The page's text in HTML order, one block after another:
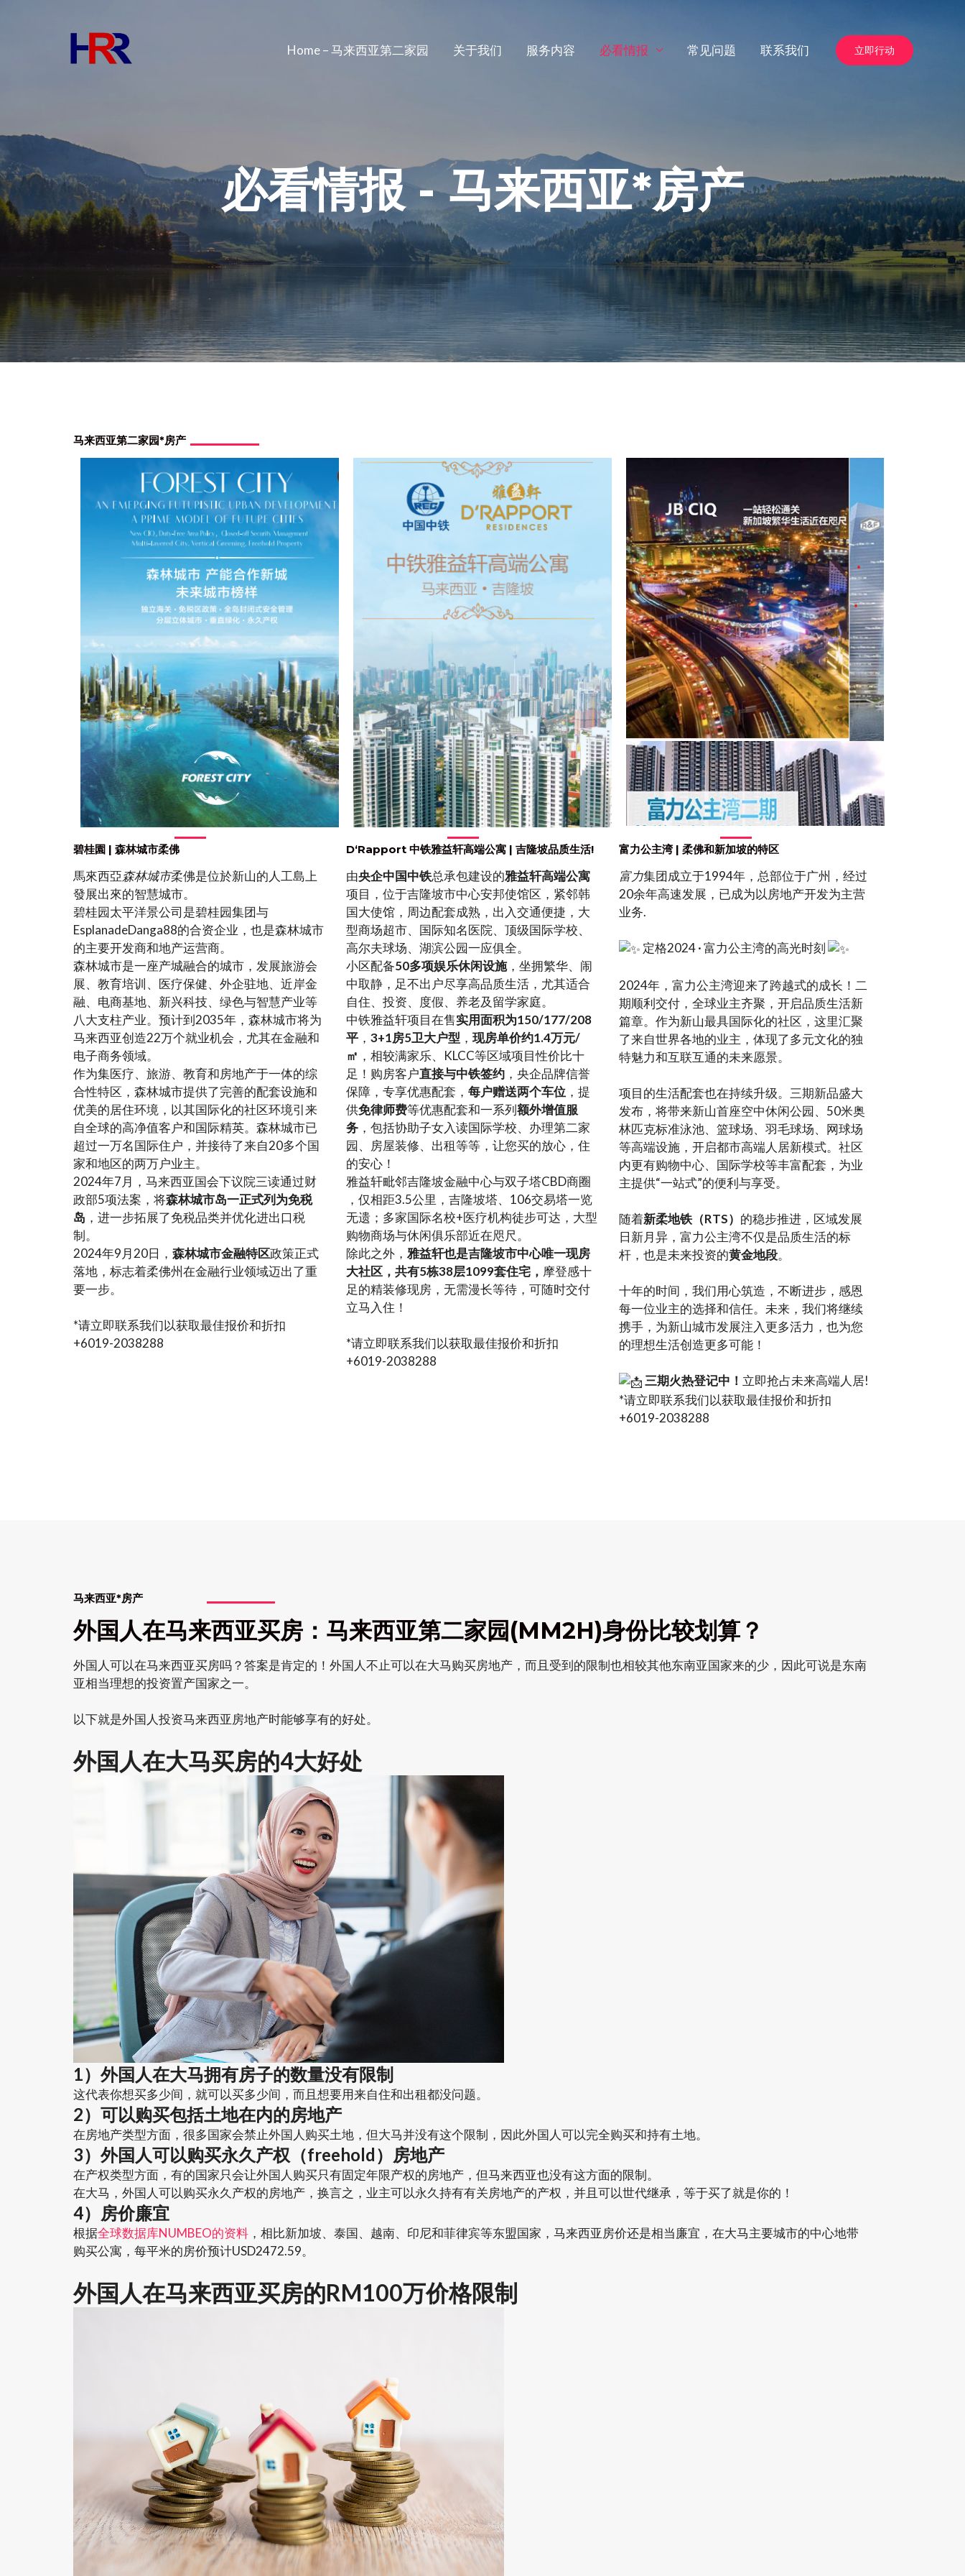
Home – 马来西亚第二家园 关于我们 服务内容 必看情报 常见问题 联系我们 立即行动
必看情报 - 马来西亚*房产
马来西亚第二家园*房产
碧桂園 | 森林城市柔佛
馬來西亞森林城市柔佛是位於新山的人工島上
發展出來的智慧城市。
碧桂园太平洋景公司是碧桂园集团与
EsplanadeDanga88的合资企业，也是森林城市
的主要开发商和地产运营商。
森林城市是一座产城融合的城市，发展旅游会
展、教育培训、医疗保健、外企驻地、近岸金
融、电商基地、新兴科技、绿色与智慧产业等
八大支柱产业。预计到2035年，森林城市将为
马来西亚创造22万个就业机会，尤其在金融和
电子商务领域。
作为集医疗、旅游、教育和房地产于一体的综
合性特区，森林城市提供了完善的配套设施和
优美的居住环境，以其国际化的社区环境引来
自全球的高净值客户和国际精英。森林城市已
超过一万名国际住户，并接待了来自20多个国
家和地区的两万户业主。
2024年7月，马来西亚国会下议院三读通过财
政部5项法案，将森林城市岛一正式列为免税
岛 ，进一步拓展了免税品类并优化进出口税
制。
2024年9月20日， 森林城市金融特区政策正式
落地，标志着柔佛州在金融行业领域迈出了重
要一步。
*请立即联系我们以获取最佳报价和折扣
+6019-2038288
D‘Rapport 中铁雅益轩高端公寓 | 吉隆坡品质生活!
由央企中国中铁总承包建设的雅益轩高端公寓
项目，位于吉隆坡市中心安邦使馆区，紧邻韩
国大使馆，周边配套成熟，出入交通便捷，大
型商场超市、国际知名医院、顶级国际学校、
高尔夫球场、湖滨公园一应俱全。
小区配备50多项娱乐休闲设施，坐拥繁华、闹
中取静，足不出户尽享高品质生活，尤其适合
自住、投资、度假、养老及留学家庭。
中铁雅益轩项目在售实用面积为150/177/208
平， 3+1房5卫大户型 ， 现房单价约1.4万元/
㎡ ，相较满家乐、KLCC等区域项目性价比十
足！购房客户直接与中铁签约，央企品牌信誉
保障，专享优惠配套， 每户赠送两个车位，提
供免律师费等优惠配套和一系列额外增值服
务，包括协助子女入读国际学校、办理第二家
园、房屋装修、出租等等，让您买的放心，住
的安心！
雅益轩毗邻吉隆坡金融中心与双子塔CBD商圈
，仅相距3.5公里，吉隆坡塔、106交易塔一览
无遗；多家国际名校+医疗机构徒步可达，大型
购物商场与休闲俱乐部近在咫尺。
除此之外， 雅益轩也是吉隆坡市中心唯一现房
大社区，共有5栋38层1099套住宅， 摩登感十
足的精装修现房，无需漫长等待，可随时交付
立马入住！
*请立即联系我们以获取最佳报价和折扣
+6019-2038288
富力公主湾 | 柔佛和新加坡的特区
富力集团成立于1994年，总部位于广州，经过
20余年高速发展，已成为以房地产开发为主营
业务.
定格2024 · 富力公主湾的高光时刻
2024年，富力公主湾迎来了跨越式的成长！二
期顺利交付，全球业主齐聚，开启品质生活新
篇章。作为新山最具国际化的社区，这里汇聚
了来自世界各地的业主，体现了多元文化的独
特魅力和互联互通的未来愿景。
项目的生活配套也在持续升级。三期新品盛大
发布，将带来新山首座空中休闲公园、50米奥
林匹克标准泳池、篮球场、羽毛球场、网球场
等高端设施，开启都市高端人居新模式。社区
内更有购物中心、国际学校等丰富配套，为业
主提供“一站式”的便利与享受。
随着新柔地铁（RTS） 的稳步推进，区域发展
日新月异，富力公主湾不仅是品质生活的标
杆，也是未来投资的黄金地段。
十年的时间，我们用心筑造，不断进步，感恩
每一位业主的选择和信任。未来，我们将继续
携手，为新山城市发展注入更多活力，也为您
的理想生活创造更多可能！
三期火热登记中！ 立即抢占未来高端人居!
*请立即联系我们以获取最佳报价和折扣
+6019-2038288
马来西亚*房产
外国人在马来西亚买房：马来西亚第二家园(MM2H)身份比较划算？
外国人可以在马来西亚买房吗？答案是肯定的！外国人不止可以在大马购买房地产，而且受到的限制也相较其他东南亚国家来的少，因此可说是东南
亚相当理想的投资置产国家之一。
以下就是外国人投资马来西亚房地产时能够享有的好处。
外国人在大马买房的4大好处
1）外国人在大马拥有房子的数量没有限制
这代表你想买多少间，就可以买多少间，而且想要用来自住和出租都没问题。
2）可以购买包括土地在内的房地产
在房地产类型方面，很多国家会禁止外国人购买土地，但大马并没有这个限制，因此外国人可以完全购买和持有土地。
3）外国人可以购买永久产权（freehold）房地产
在产权类型方面，有的国家只会让外国人购买只有固定年限产权的房地产，但马来西亚也没有这方面的限制。
在大马，外国人可以购买永久产权的房地产，换言之，业主可以永久持有有关房地产的产权，并且可以世代继承，等于买了就是你的！
4）房价廉宜
根据全球数据库NUMBEO的资料 ，相比新加坡、泰国、越南、印尼和菲律宾等东盟国家，马来西亚房价还是相当廉宜，在大马主要城市的中心地带
购买公寓，每平米的房价预计USD2472.59。
外国人在马来西亚买房的RM100万价格限制